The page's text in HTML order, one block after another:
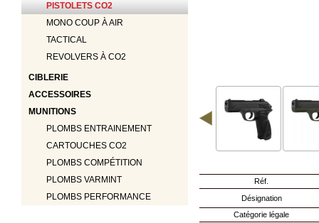
Guerini
‣
Accueil
Marques
de
vente
Téléchargement
Extension
Garantie
Fair
Contacts
PISTOLETS CO2
MONO COUP À AIR
TACTICAL
REVOLVERS À CO2
CIBLERIE
ACCESSOIRES
MUNITIONS
PLOMBS ENTRAINEMENT
CARTOUCHES CO2
PLOMBS COMPÉTITION
PLOMBS VARMINT
PLOMBS PERFORMANCE
Réf.
Désignation
Catégorie légale